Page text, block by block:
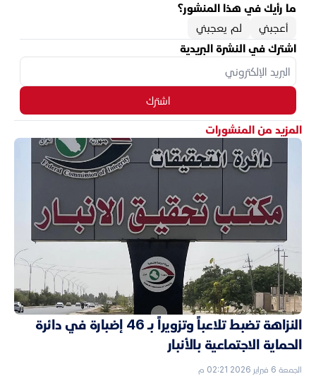
ما رأيك في هذا المنشور؟
أعجبني
لم يعجبني
اشترك في النشرة البريدية
اشترك
المزيد من المنشورات
النزاهة تضبط تلاعباً وتزويراً بـ 46 إضبارة في دائرة
الحماية الاجتماعية بالأنبار
الجمعة 6 فبراير 2026 02:21 م